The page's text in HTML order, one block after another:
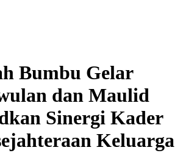
Bumbu Gelar
dan Maulid
Sinergi Kader
Keluarga